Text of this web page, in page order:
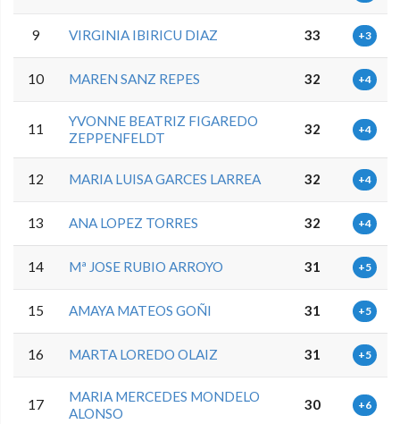
9 VIRGINIA IBIRICU DIAZ 33 +3
10 MAREN SANZ REPES 32 +4
11
YVONNE BEATRIZ FIGAREDO
ZEPPENFELDT
32 +4
12 MARIA LUISA GARCES LARREA 32 +4
13 ANA LOPEZ TORRES 32 +4
14 Mª JOSE RUBIO ARROYO 31 +5
15 AMAYA MATEOS GOÑI 31 +5
16 MARTA LOREDO OLAIZ 31 +5
17
MARIA MERCEDES MONDELO
ALONSO
30 +6